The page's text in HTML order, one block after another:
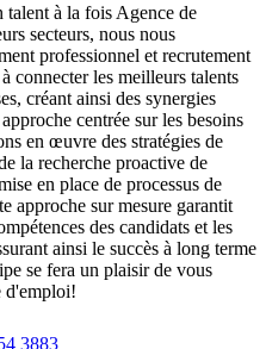
à la fois Agence de
secteurs, nous nous
professionnel et recrutement
connecter les meilleurs talents
créant ainsi des synergies
centrée sur les besoins
en œuvre des stratégies de
la recherche proactive de
en place de processus de
approche sur mesure garantit
des candidats et les
ainsi le succès à long terme
se fera un plaisir de vous
d'emploi!
3883